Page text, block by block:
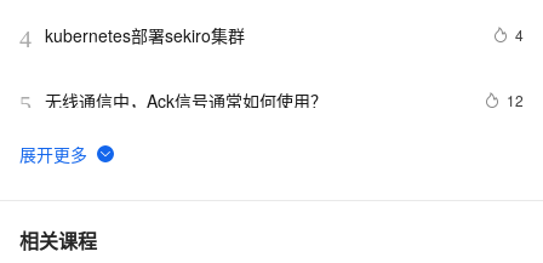
4 kubernetes部署sekiro集群 4
5 无线通信中，Ack信号通常如何使用？ 12
6
妙到毫巅，在阿里云容器服务中体验RAPIDS加速数据科
7 k8s 【策略】【资源管理】ResourceQuota（1）
相关课程